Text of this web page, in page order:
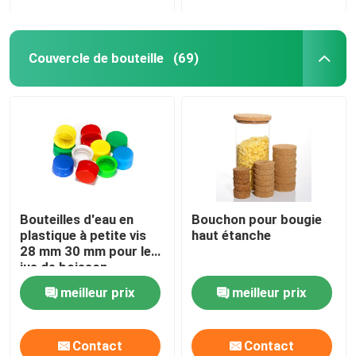
Couvercle de bouteille (69)
Bouteilles d'eau en
plastique à petite vis
28 mm 30 mm pour les
jus de boisson
meilleur prix
Contact
Bouchon pour bougie
haut étanche
meilleur prix
Contact
53 mm, MOQ est
vous pla\\u00eet envoyez-moi un